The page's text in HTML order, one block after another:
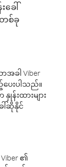
ေါ်
စ်ခု
ါ Viber
းပါသည်။
းထားများ
ါ်ဆိုနိုင်
၏